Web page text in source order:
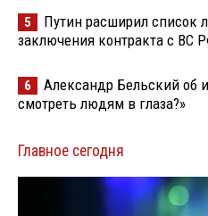
5
Путин расширил список
заключения контракта с ВС
6
Александр Бельский об
смотреть людям в глаза?»
Главное сегодня